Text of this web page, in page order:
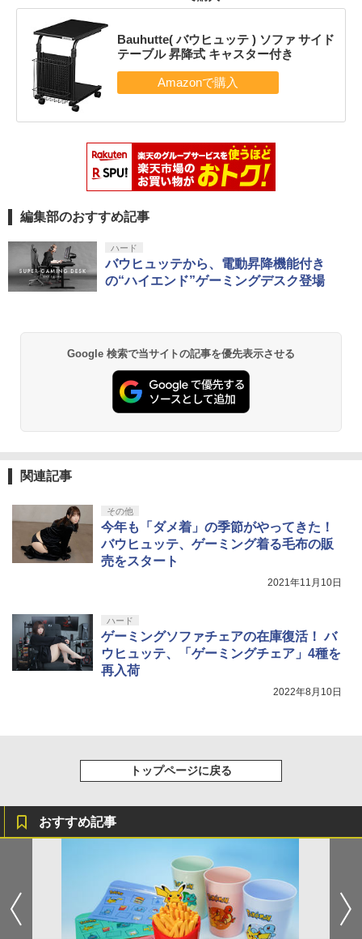
Bauhutte( バウヒュッテ ) ソファ サイド
テーブル 昇降式 キャスター付き
編集部のおすすめ記事
ハード
バウヒュッテから、電動昇降機能付き
の“ハイエンド”ゲーミングデスク登場
Google 検索で当サイトの記事を優先表示させる
関連記事
その他
今年も「ダメ着」の季節がやってきた！
バウヒュッテ、ゲーミング着る毛布の販
売をスタート
2021年11月10日
ハード
ゲーミングソファチェアの在庫復活！ バ
ウヒュッテ、「ゲーミングチェア」4種を
再入荷
2022年8月10日
トップページに戻る
おすすめ記事